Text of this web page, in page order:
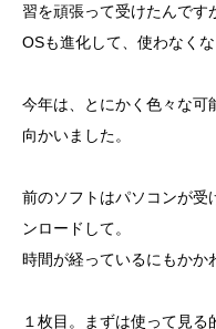
習を頑張って受けたんです
OSも進化して、使わなく
今年は、とにかく色々な可
向かいました。
前のソフトはパソコンが受
ンロードして。
時間が経っているにもかか
１枚目。まずは使って見る